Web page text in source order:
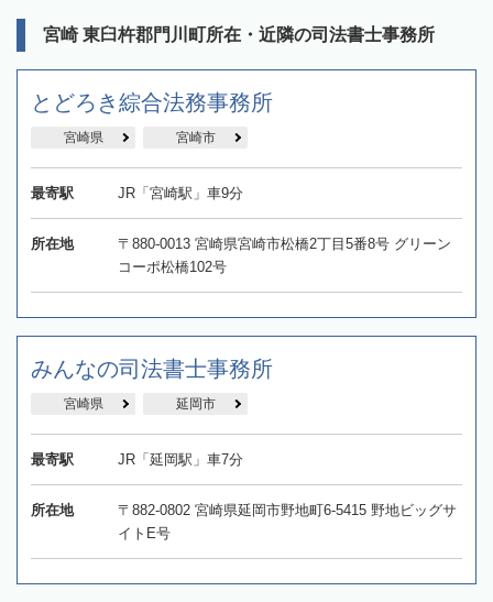
宮崎 東臼杵郡門川町所在・近隣の司法書士事務所
とどろき綜合法務事務所
宮崎県 宮崎市
最寄駅 JR「宮崎駅」車9分
所在地
〒880-0013 宮崎県宮崎市松橋2丁目5番8号 グリーン
コーポ松橋102号
みんなの司法書士事務所
宮崎県 延岡市
最寄駅 JR「延岡駅」車7分
所在地
〒882-0802 宮崎県延岡市野地町6-5415 野地ビッグサ
イトE号